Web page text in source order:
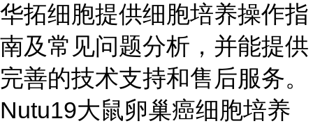
华拓细胞提供细胞培养操作指
南及常见问题分析，并能提供
完善的技术支持和售后服务。
Nutu19大鼠卵巢癌细胞培养